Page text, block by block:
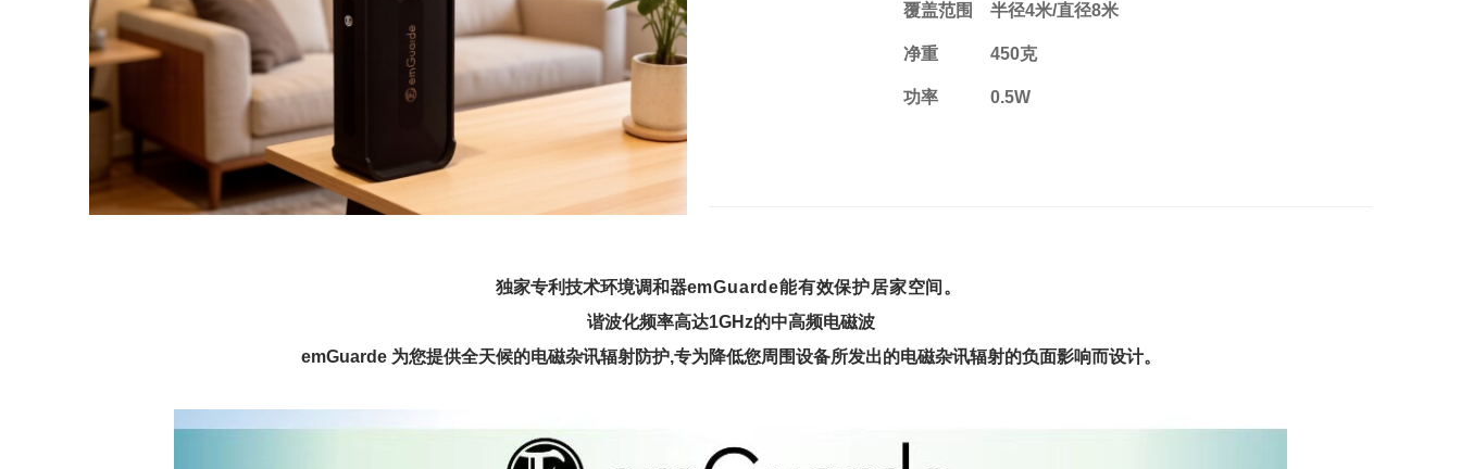
覆盖范围 半径4米/直径8米
净重 450克
功率 0.5W
独家专利技术环境调和器emGuarde能有效保护居家空间 。
谐波化频率高达1GHz的中高频电磁波
emGuarde 为您提供全天候的电磁杂讯辐射防护,专为降低您周围设备所发出的电磁杂讯辐射的负面影响而设计。